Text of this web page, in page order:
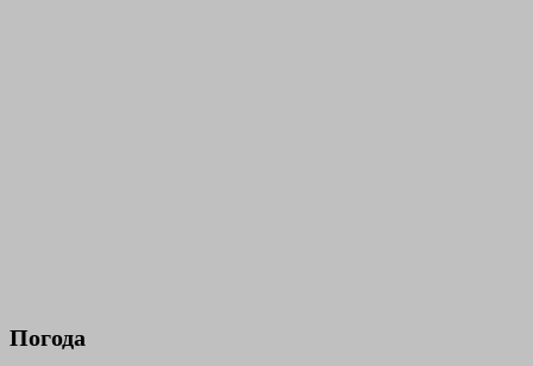
Погода